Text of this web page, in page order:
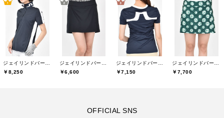
ジェイリンドバーグ(J.LINDEBERG)
￥8,250
ジェイリンドバーグ(J.LINDEBERG)
￥6,600
ジェイリンドバーグ(J.LINDEBERG)
￥7,150
ジェイリンドバーグ(J.LINDEBERG)
￥7,700
OFFICIAL SNS